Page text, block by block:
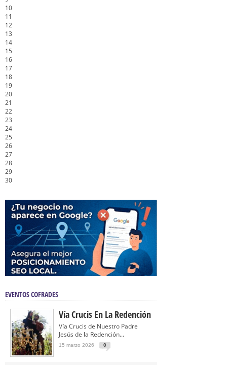
10
11
12
13
14
15
16
17
18
19
20
21
22
23
24
25
26
27
28
29
30
EVENTOS COFRADES
Vía Crucis En La Redención
Vía Crucis de Nuestro Padre
Jesús de la Redención...
15 marzo 2026 0